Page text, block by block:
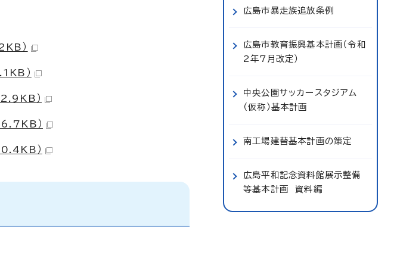
）
）
）
）
）
広島市暴走族追放条例
広島市教育振興基本計画（令和
2年7月改定）
中央公園サッカースタジアム
（仮称）基本計画
南工場建替基本計画の策定
広島平和記念資料館展示整備
等基本計画 資料編